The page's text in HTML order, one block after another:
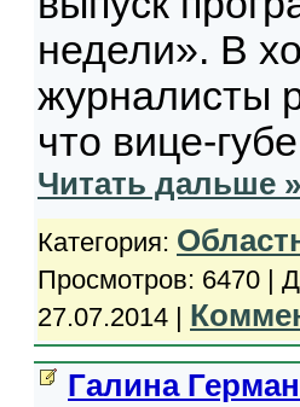
недели». В
журналисты
что вице-
Читать дальше »
Категория:
Просмотров: 6470 |
27.07.2014 |
Галина